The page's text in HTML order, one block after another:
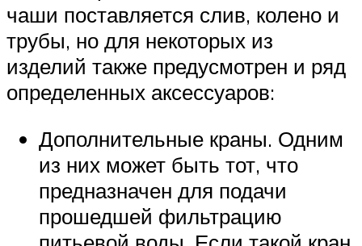
чаши поставляется слив, колено и
трубы, но для некоторых из
изделий также предусмотрен и ряд
определенных аксессуаров:
Дополнительные краны. Одним
из них может быть тот, что
предназначен для подачи
прошедшей фильтрацию